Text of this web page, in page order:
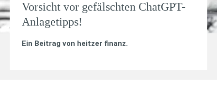
Vorsicht vor gefälschten ChatGPT-
Anlagetipps!
Ein Beitrag von heitzer finanz.